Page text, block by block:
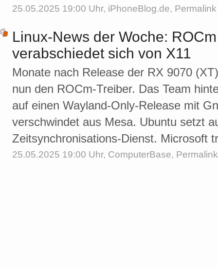
25.05.2025 19:00 Uhr, iPhoneBlog.de, Permalink
Linux-News der Woche:
verabschiedet sich von X11
Monate nach Release der RX 9070
nun den ROCm-Treiber. Das Team
auf einen Wayland-Only-Release mit
verschwindet aus Mesa. Ubuntu setzt
Zeitsynchronisations-Dienst. Microsoft
25.05.2025 19:00 Uhr, ComputerBase, Permalink